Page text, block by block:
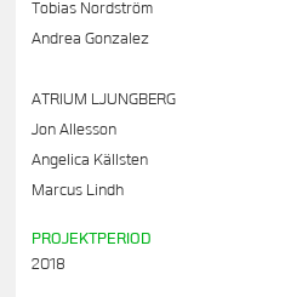
Tobias Nordström
Andrea Gonzalez
ATRIUM LJUNGBERG
Jon Allesson
Angelica Källsten
Marcus Lindh
PROJEKTPERIOD
2018